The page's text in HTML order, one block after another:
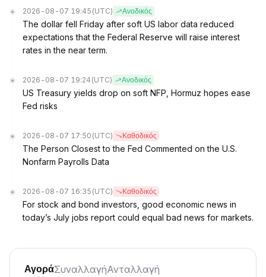
2026-08-07 19:45 (UTC) Ανοδικός
The dollar fell Friday after soft US labor data reduced
expectations that the Federal Reserve will raise interest
rates in the near term.
2026-08-07 19:24 (UTC) Ανοδικός
US Treasury yields drop on soft NFP, Hormuz hopes ease
Fed risks
2026-08-07 17:50 (UTC) Καθοδικός
The Person Closest to the Fed Commented on the U.S.
Nonfarm Payrolls Data
2026-08-07 16:35 (UTC) Καθοδικός
For stock and bond investors, good economic news in
today’s July jobs report could equal bad news for markets.
ΑγοράΣυναλλαγήΑνταλλαγή